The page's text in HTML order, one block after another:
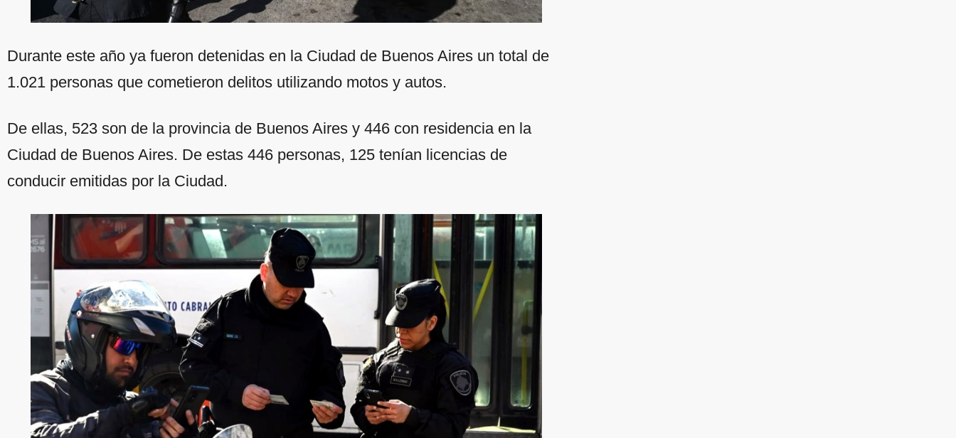
Durante este año ya fueron detenidas en la Ciudad de Buenos Aires un total de
1.021 personas que cometieron delitos utilizando motos y autos.
De ellas, 523 son de la provincia de Buenos Aires y 446 con residencia en la
Ciudad de Buenos Aires. De estas 446 personas, 125 tenían licencias de
conducir emitidas por la Ciudad.